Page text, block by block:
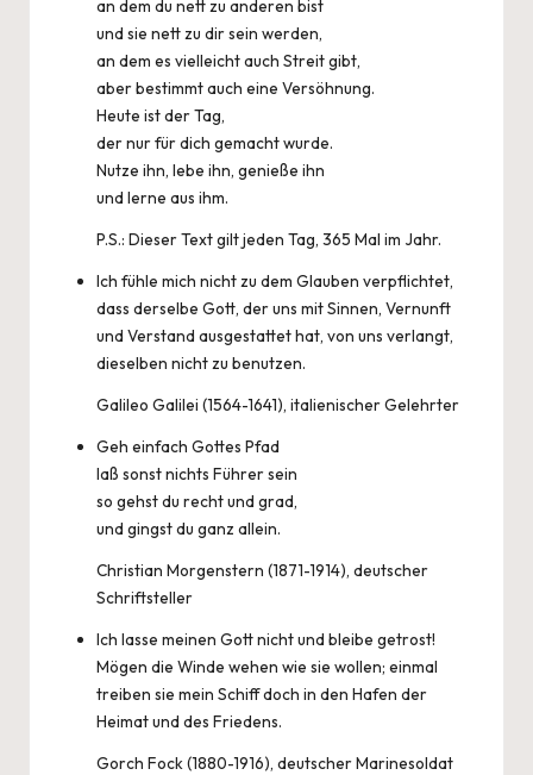
an dem du nett zu anderen bist
und sie nett zu dir sein werden,
an dem es vielleicht auch Streit gibt,
aber bestimmt auch eine Versöhnung.
Heute ist der Tag,
der nur für dich gemacht wurde.
Nutze ihn, lebe ihn, genieße ihn
und lerne aus ihm.
P.S.: Dieser Text gilt jeden Tag, 365 Mal im Jahr.
Ich fühle mich nicht zu dem Glauben verpflichtet,
dass derselbe Gott, der uns mit Sinnen, Vernunft
und Verstand ausgestattet hat, von uns verlangt,
dieselben nicht zu benutzen.
Galileo Galilei (1564-1641), italienischer Gelehrter
Geh einfach Gottes Pfad
laß sonst nichts Führer sein
so gehst du recht und grad,
und gingst du ganz allein.
Christian Morgenstern (1871-1914), deutscher
Schriftsteller
Ich lasse meinen Gott nicht und bleibe getrost!
Mögen die Winde wehen wie sie wollen; einmal
treiben sie mein Schiff doch in den Hafen der
Heimat und des Friedens.
Gorch Fock (1880-1916), deutscher Marinesoldat